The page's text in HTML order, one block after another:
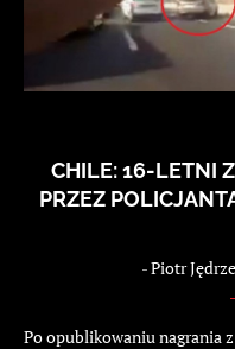
CHILE: 16-LETNI
PRZEZ
-Piotr
Po opublikowaniu nagrania